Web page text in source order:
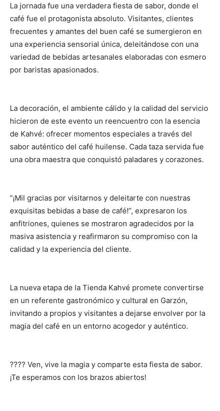
La jornada fue una verdadera fiesta de sabor, donde el
café fue el protagonista absoluto. Visitantes, clientes
frecuentes y amantes del buen café se sumergieron en
una experiencia sensorial única, deleitándose con una
variedad de bebidas artesanales elaboradas con esmero
por baristas apasionados.
La decoración, el ambiente cálido y la calidad del servicio
hicieron de este evento un reencuentro con la esencia
de Kahvé: ofrecer momentos especiales a través del
sabor auténtico del café huilense. Cada taza servida fue
una obra maestra que conquistó paladares y corazones.
“¡Mil gracias por visitarnos y deleitarte con nuestras
exquisitas bebidas a base de café!”, expresaron los
anfitriones, quienes se mostraron agradecidos por la
masiva asistencia y reafirmaron su compromiso con la
calidad y la experiencia del cliente.
La nueva etapa de la Tienda Kahvé promete convertirse
en un referente gastronómico y cultural en Garzón,
invitando a propios y visitantes a dejarse envolver por la
magia del café en un entorno acogedor y auténtico.
???? Ven, vive la magia y comparte esta fiesta de sabor.
¡Te esperamos con los brazos abiertos!